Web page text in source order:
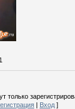
только
| Вход ]